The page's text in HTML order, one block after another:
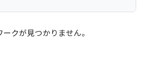
クが見つかりません。